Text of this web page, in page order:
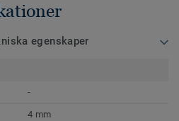
egenskaper
-
4 mm